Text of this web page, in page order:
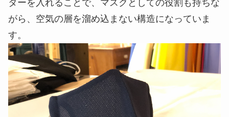
ターを入れることで、マスクとしての役割も持ちな
がら、空気の層を溜め込まない構造になっていま
す。